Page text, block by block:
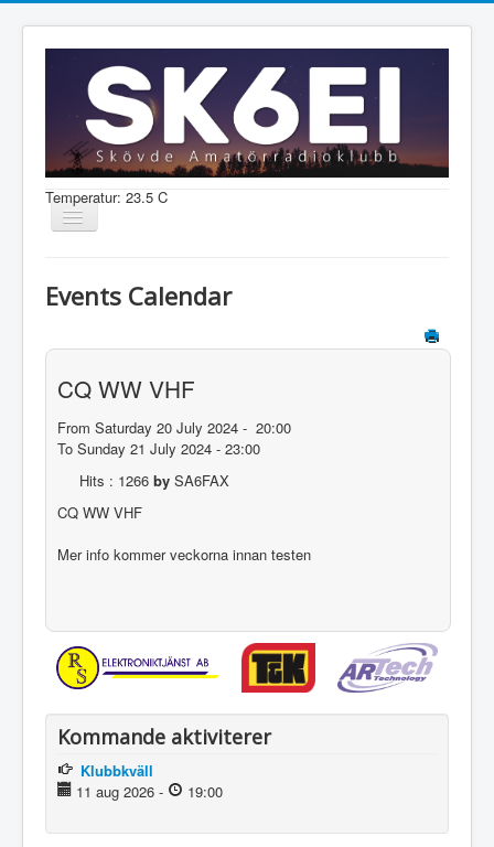
Temperatur: 23.5 C
Visa/dölj
Information
Aktiviteter
Medlem
Shop
Events Calendar
CQ WW VHF
From Saturday 20 July 2024 - 20:00
To Sunday 21 July 2024 - 23:00
Hits : 1266 bySA6FAX
CQ WW VHF
Mer info kommer veckorna innan testen
Kommande aktiviterer
Klubbkväll
11 aug 2026 - 19:00